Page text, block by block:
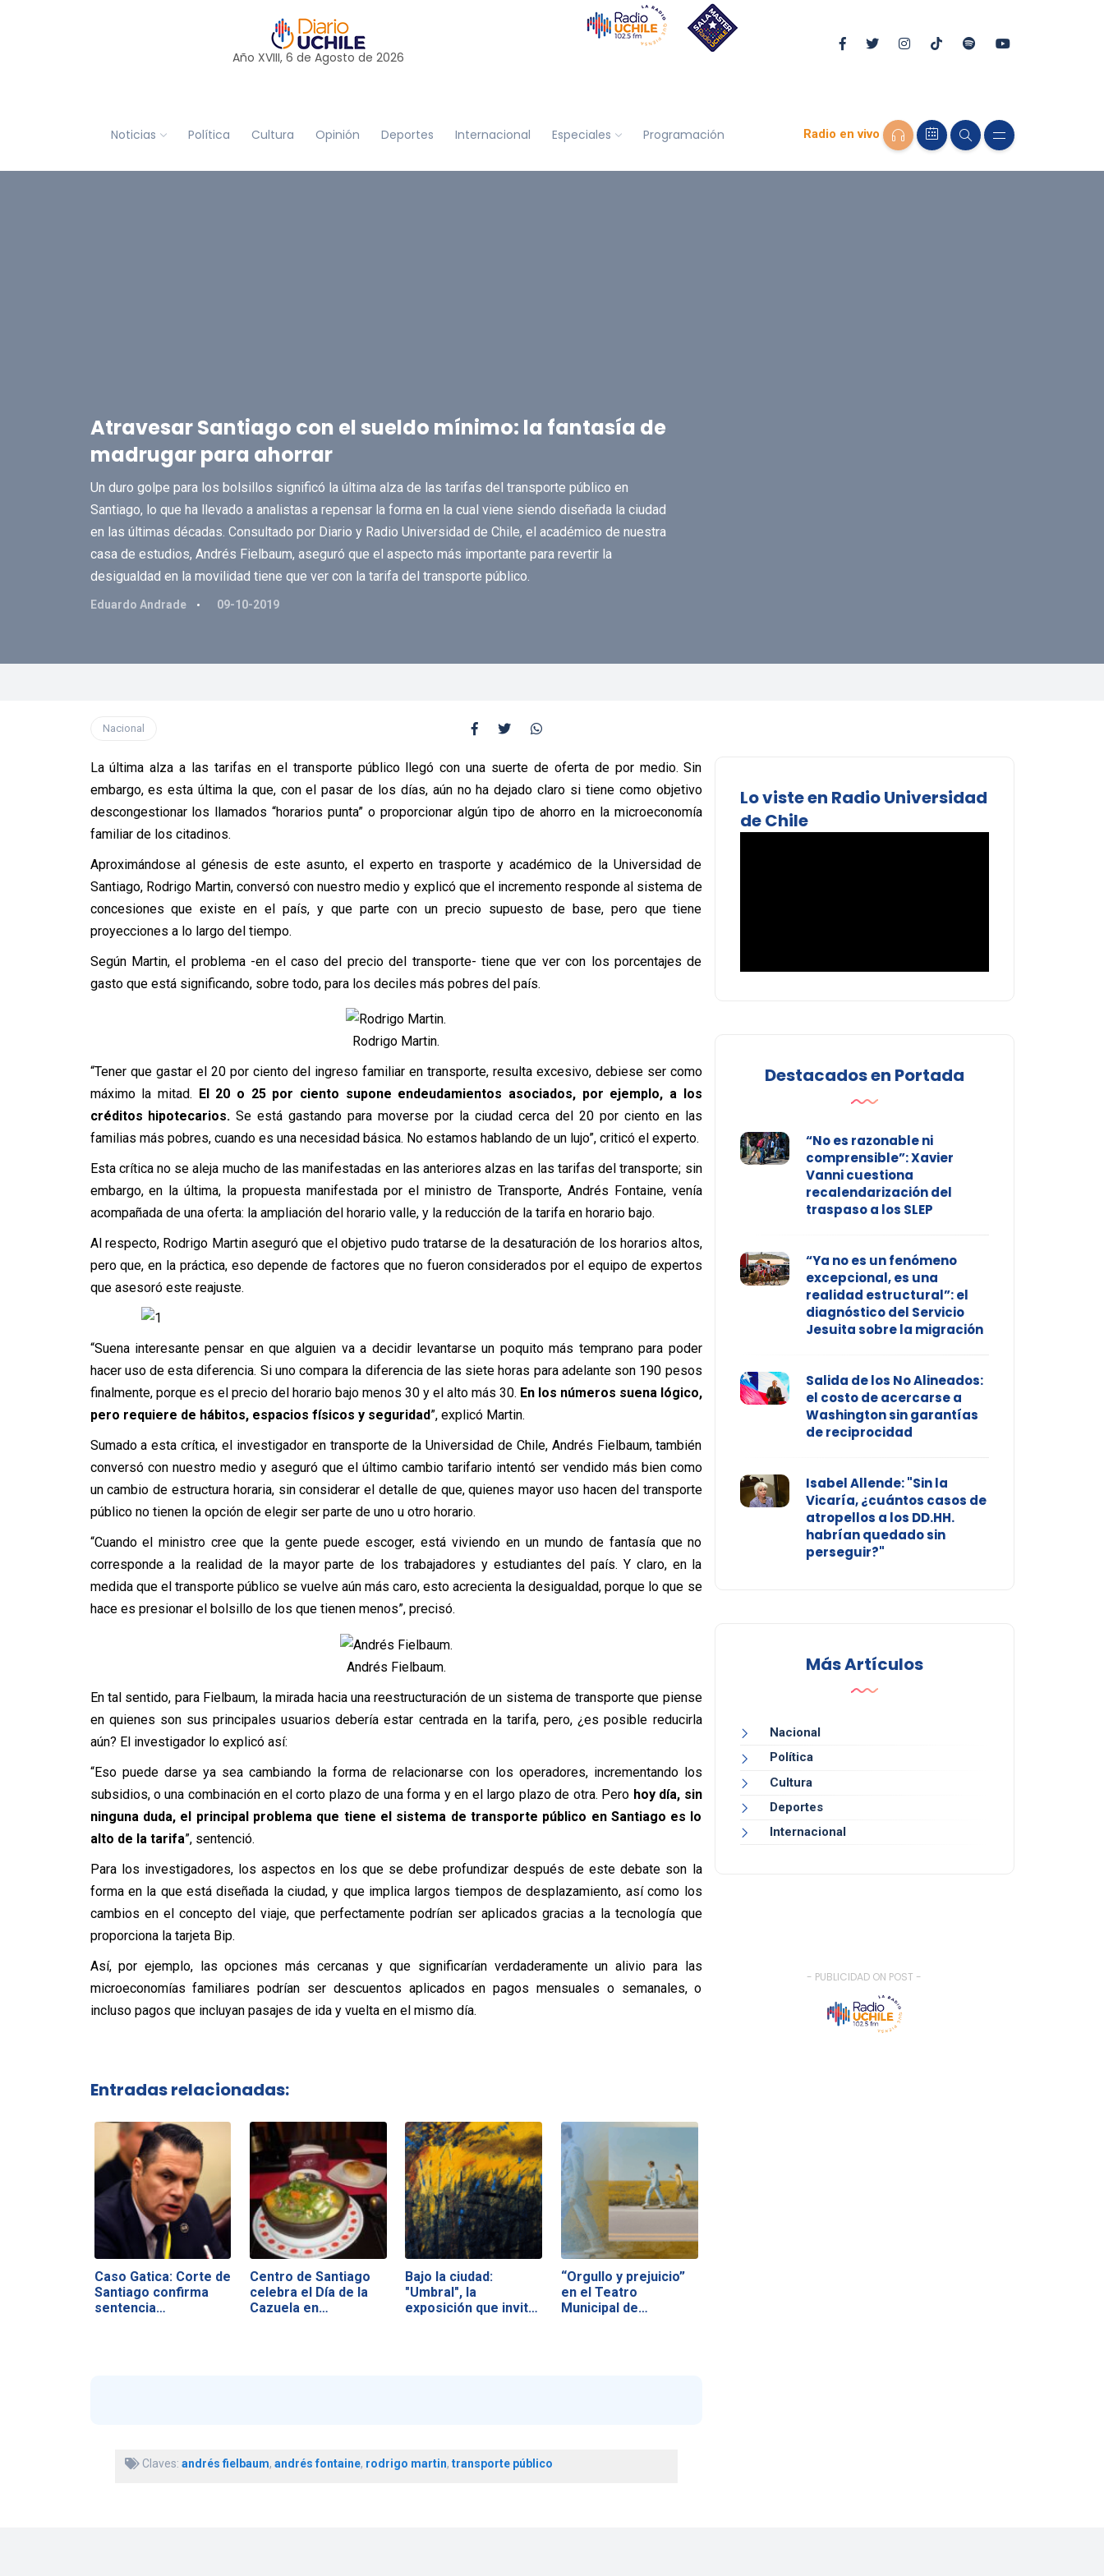
Año XVIII, 6 de Agosto de 2026
Noticias Política Cultura Opinión Deportes Internacional Especiales Programación Radio en vivo
Atravesar Santiago con el sueldo mínimo: la fantasía de
madrugar para ahorrar
Un duro golpe para los bolsillos significó la última alza de las tarifas del transporte público en
Santiago, lo que ha llevado a analistas a repensar la forma en la cual viene siendo diseñada la ciudad
en las últimas décadas. Consultado por Diario y Radio Universidad de Chile, el académico de nuestra
casa de estudios, Andrés Fielbaum, aseguró que el aspecto más importante para revertir la
desigualdad en la movilidad tiene que ver con la tarifa del transporte público.
Eduardo Andrade 09-10-2019
Nacional
La última alza a las tarifas en el transporte público llegó con una suerte de oferta de por medio. Sin
embargo, es esta última la que, con el pasar de los días, aún no ha dejado claro si tiene como objetivo
descongestionar los llamados “horarios punta” o proporcionar algún tipo de ahorro en la microeconomía
familiar de los citadinos.
Aproximándose al génesis de este asunto, el experto en trasporte y académico de la Universidad de
Santiago, Rodrigo Martin, conversó con nuestro medio y explicó que el incremento responde al sistema de
concesiones que existe en el país, y que parte con un precio supuesto de base, pero que tiene
proyecciones a lo largo del tiempo.
Según Martin, el problema -en el caso del precio del transporte- tiene que ver con los porcentajes de
gasto que está significando, sobre todo, para los deciles más pobres del país.
Rodrigo Martin.
“Tener que gastar el 20 por ciento del ingreso familiar en transporte, resulta excesivo, debiese ser como
máximo la mitad.
El 20 o 25 por ciento supone endeudamientos asociados, por ejemplo, a los
créditos hipotecarios. Se está gastando para moverse por la ciudad cerca del 20 por ciento en las
familias más pobres, cuando es una necesidad básica. No estamos hablando de un lujo”, criticó el experto.
Esta crítica no se aleja mucho de las manifestadas en las anteriores alzas en las tarifas del transporte; sin
embargo, en la última, la propuesta manifestada por el ministro de Transporte, Andrés Fontaine, venía
acompañada de una oferta: la ampliación del horario valle, y la reducción de la tarifa en horario bajo.
Al respecto, Rodrigo Martin aseguró que el objetivo pudo tratarse de la desaturación de los horarios altos,
pero que, en la práctica, eso depende de factores que no fueron considerados por el equipo de expertos
que asesoró este reajuste.
“Suena interesante pensar en que alguien va a decidir levantarse un poquito más temprano para poder
hacer uso de esta diferencia. Si uno compara la diferencia de las siete horas para adelante son 190 pesos
finalmente, porque es el precio del horario bajo menos 30 y el alto más 30. En los números suena lógico,
pero requiere de hábitos, espacios físicos y seguridad”, explicó Martin.
Sumado a esta crítica, el investigador en transporte de la Universidad de Chile, Andrés Fielbaum, también
conversó con nuestro medio y aseguró que el último cambio tarifario intentó ser vendido más bien como
un cambio de estructura horaria, sin considerar el detalle de que, quienes mayor uso hacen del transporte
público no tienen la opción de elegir ser parte de uno u otro horario.
“Cuando el ministro cree que la gente puede escoger, está viviendo en un mundo de fantasía que no
corresponde a la realidad de la mayor parte de los trabajadores y estudiantes del país. Y claro, en la
medida que el transporte público se vuelve aún más caro, esto acrecienta la desigualdad, porque lo que se
hace es presionar el bolsillo de los que tienen menos”, precisó.
Andrés Fielbaum.
En tal sentido, para Fielbaum, la mirada hacia una reestructuración de un sistema de transporte que piense
en quienes son sus principales usuarios debería estar centrada en la tarifa, pero, ¿es posible reducirla
aún? El investigador lo explicó así:
“Eso puede darse ya sea cambiando la forma de relacionarse con los operadores, incrementando los
subsidios, o una combinación en el corto plazo de una forma y en el largo plazo de otra. Pero hoy día, sin
ninguna duda, el principal problema que tiene el sistema de transporte público en Santiago es lo
alto de la tarifa”, sentenció.
Para los investigadores, los aspectos en los que se debe profundizar después de este debate son la
forma en la que está diseñada la ciudad, y que implica largos tiempos de desplazamiento, así como los
cambios en el concepto del viaje, que perfectamente podrían ser aplicados gracias a la tecnología que
proporciona la tarjeta Bip.
Así, por ejemplo, las opciones más cercanas y que significarían verdaderamente un alivio para las
microeconomías familiares podrían ser descuentos aplicados en pagos mensuales o semanales, o
incluso pagos que incluyan pasajes de ida y vuelta en el mismo día.
Entradas relacionadas:
Caso Gatica: Corte de
Santiago confirma
sentencia…
Centro de Santiago
celebra el Día de la
Cazuela en…
Bajo la ciudad:
"Umbral", la
exposición que invita
“Orgullo y prejuicio”
en el Teatro
Municipal de…
Claves: andrés fielbaum, andrés fontaine, rodrigo martin, transporte público
Lo viste en Radio Universidad
de Chile
Destacados en Portada
“No es razonable ni
comprensible”: Xavier
Vanni cuestiona
recalendarización del
traspaso a los SLEP
“Ya no es un fenómeno
excepcional, es una
realidad estructural”: el
diagnóstico del Servicio
Jesuita sobre la migración
Salida de los No Alineados:
el costo de acercarse a
Washington sin garantías
de reciprocidad
Isabel Allende: "Sin la
Vicaría, ¿cuántos casos de
atropellos a los DD.HH.
habrían quedado sin
perseguir?"
Más Artículos
Nacional
Política
Cultura
Deportes
Internacional
- PUBLICIDAD ON POST -